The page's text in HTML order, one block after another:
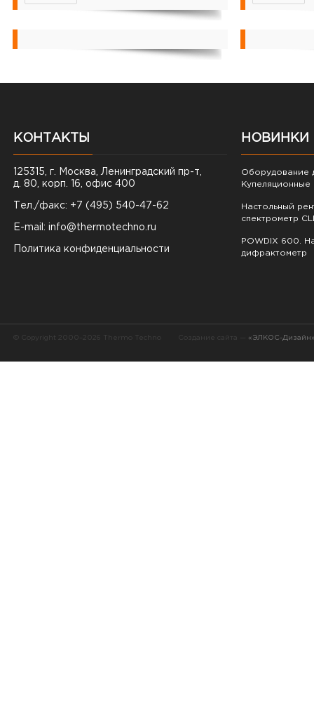
КОНТАКТЫ
125315, г. Москва, Ленинградский пр-т,
д. 80, корп. 16, офис 400
Тел./факс: +7 (495) 540-47-62
E-mail: info@thermotechno.ru
Политика конфиденциальности
НОВИНКИ
Оборудование
Купеляционные
Настольный
спектрометр
POWDIX 600.
дифрактометр
© Copyright 2000–2026 Thermo Techno Создание сайта — «ЭЛКОС-